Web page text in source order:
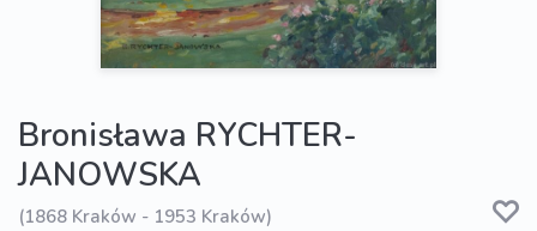
Bronisława RYCHTER-
JANOWSKA
(1868 Kraków - 1953 Kraków)